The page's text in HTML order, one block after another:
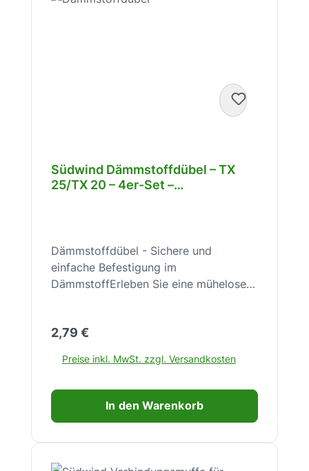
Südwind Dämmstoffdübel – TX
25/TX 20 – 4er-Set –
Dämmstoffdübel - Sichere und
einfache Befestigung im
DämmstoffErleben Sie eine mühelose
Halt in jeder Dämmung.Der
für die sichere Befestigung von
ermöglicht eine schnelle und
zuverlässige Montage, ohne dass
entwickelt für den Einsatz durch den
Regulärer Preis:
2,79 €
Preise inkl. MwSt. zzgl. Versandkosten
In den Warenkorb